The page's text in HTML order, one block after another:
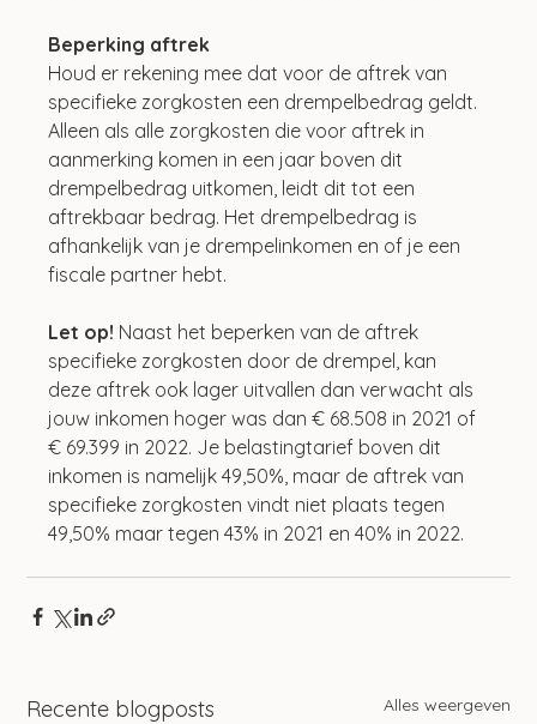
Beperking aftrek
Houd er rekening mee dat voor de aftrek van
specifieke zorgkosten een drempelbedrag geldt.
Alleen als alle zorgkosten die voor aftrek in
aanmerking komen in een jaar boven dit
drempelbedrag uitkomen, leidt dit tot een
aftrekbaar bedrag. Het drempelbedrag is
afhankelijk van je drempelinkomen en of je een
fiscale partner hebt.
Let op! Naast het beperken van de aftrek
specifieke zorgkosten door de drempel, kan
deze aftrek ook lager uitvallen dan verwacht als
jouw inkomen hoger was dan € 68.508 in 2021 of
€ 69.399 in 2022. Je belastingtarief boven dit
inkomen is namelijk 49,50%, maar de aftrek van
specifieke zorgkosten vindt niet plaats tegen
49,50% maar tegen 43% in 2021 en 40% in 2022.
Recente blogposts Alles weergeven